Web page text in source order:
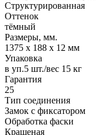
Структурированная
Оттенок
тёмный
Размеры, мм.
1375 х 188 х 12 мм
Упаковка
в уп.5 шт./вес 15 кг
Гарантия
25
Тип соединения
Замок с фиксатором
Обработка фаски
Крашеная